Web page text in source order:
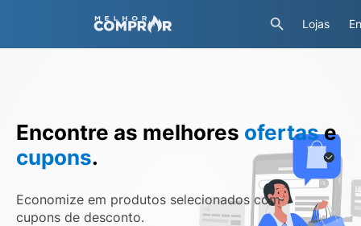
Lojas
Encontre as melhores ofertase
cupons.
Economize em produtos selecionados com
cupons de desconto.